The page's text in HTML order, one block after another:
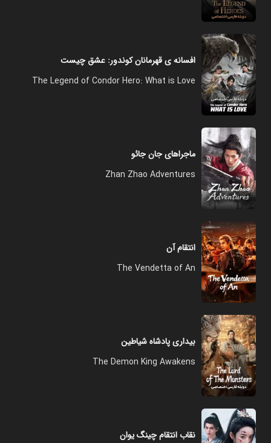
افسانه ی قهرمانان کوندور: عشق چیست
The Legend of Condor Hero: What is Love
ماجراهای جان جائو
Zhan Zhao Adventures
انتقام آن
The Vendetta of An
بیداری پادشاه شیاطین
The Demon King Awakens
نقاب انتقام چینگ یوان